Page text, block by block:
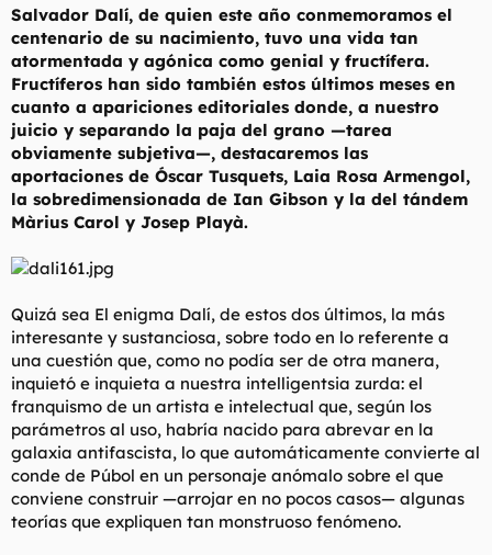
l
t
e
m
a
i
o
Salvador Dalí, de quien este año conmemoramos el
centenario de su nacimiento, tuvo una vida tan
atormentada y agónica como genial y fructífera.
Fructíferos han sido también estos últimos meses en
cuanto a apariciones editoriales donde, a nuestro
juicio y separando la paja del grano —tarea
obviamente subjetiva—, destacaremos las
aportaciones de Óscar Tusquets, Laia Rosa Armengol,
la sobredimensionada de Ian Gibson y la del tándem
Màrius Carol y Josep Playà.
Quizá sea El enigma Dalí, de estos dos últimos, la más
interesante y sustanciosa, sobre todo en lo referente a
una cuestión que, como no podía ser de otra manera,
inquietó e inquieta a nuestra intelligentsia zurda: el
franquismo de un artista e intelectual que, según los
parámetros al uso, habría nacido para abrevar en la
galaxia antifascista, lo que automáticamente convierte al
conde de Púbol en un personaje anómalo sobre el que
conviene construir —arrojar en no pocos casos— algunas
teorías que expliquen tan monstruoso fenómeno.